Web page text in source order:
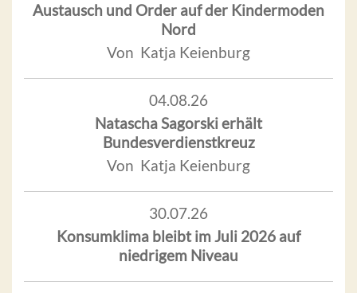
Austausch und Order auf der Kindermoden
Nord
Von Katja Keienburg
04.08.26
Natascha Sagorski erhält
Bundesverdienstkreuz
Von Katja Keienburg
30.07.26
Konsumklima bleibt im Juli 2026 auf
niedrigem Niveau